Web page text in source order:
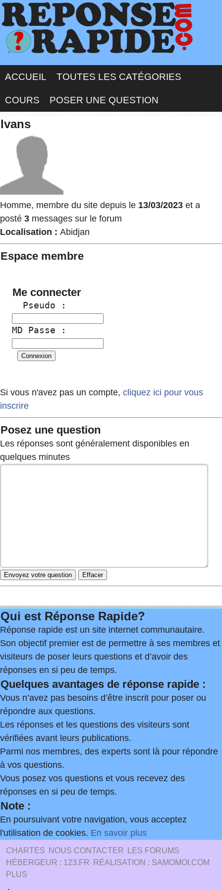
ACCUEIL TOUTES LES CATÉGORIES
COURS POSER UNE QUESTION
Ivans
Homme, membre du site depuis le 13/03/2023 et a
posté 3 messages sur le forum
Localisation : Abidjan
Espace membre
Me connecter
  Pseudo :
MD Passe :
Si vous n'avez pas un compte, cliquez ici pour vous
inscrire
Posez une question
Les réponses sont généralement disponibles en
quelques minutes
Qui est Réponse Rapide?
Réponse rapide est un site internet communautaire.
Son objectif premier est de permettre à ses membres et
visiteurs de poser leurs questions et d’avoir des
réponses en si peu de temps.
Quelques avantages de réponse rapide :
Vous n’avez pas besoins d’être inscrit pour poser ou
répondre aux questions.
Les réponses et les questions des visiteurs sont
vérifiées avant leurs publications.
Parmi nos membres, des experts sont là pour répondre
à vos questions.
Vous posez vos questions et vous recevez des
réponses en si peu de temps.
Note :
En poursuivant votre navigation, vous acceptez
l'utilisation de cookies. En savoir plus
CHARTES NOUS CONTACTER
LES FORUMS
HÉBERGEUR : 123.FR
RÉALISATION : SAMOMOI.COM
PLUS
.